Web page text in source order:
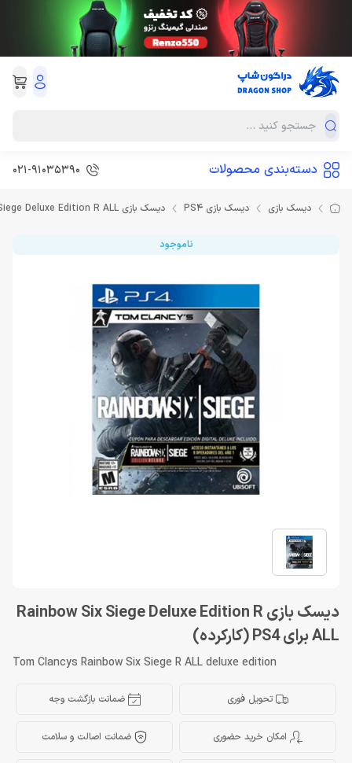
دسته‌بندی محصولات 021-91035390
دیسک بازی دیسک بازی PS4 دیسک بازی Rainbow Six Siege Deluxe Edition R ALL برای PS4 (کارکرده)
ناموجود
دیسک بازی Rainbow Six Siege Deluxe Edition R
ALL برای PS4 (کارکرده)
Tom Clancys Rainbow Six Siege R ALL deluxe edition
تحویل فوری ضمانت بازگشت وجه
امکان خرید حضوری ضمانت اصالت و سلامت